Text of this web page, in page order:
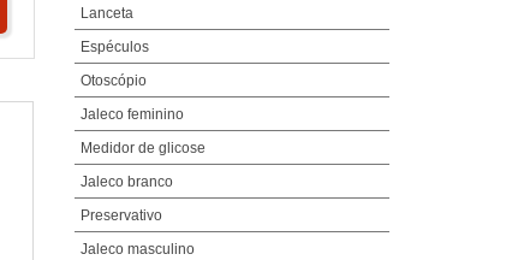
Lanceta
Espéculos
Otoscópio
Jaleco feminino
Medidor de glicose
Jaleco branco
Preservativo
Jaleco masculino